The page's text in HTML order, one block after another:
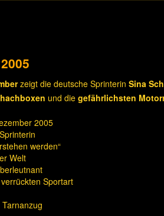
zeigt die deutsche Sprinterin Sina
und die gefährlichsten
2005
werden“
Welt
Sportart